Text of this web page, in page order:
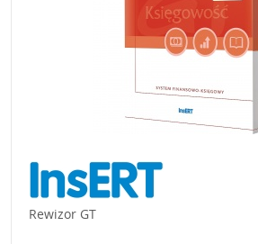
Rewizor GT